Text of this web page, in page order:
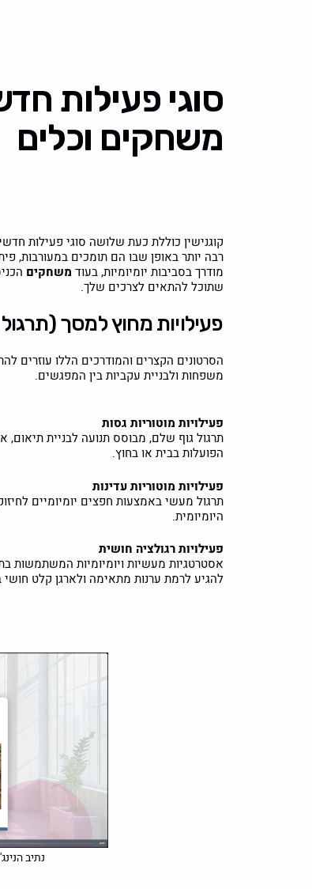
סוגי פעילות
משחקים וכלים
קוגנישין כוללת כעת שלושה סוגי פעילות
רבה יותר באופן שבו הם תומכים במעורבות,
מודרך בסביבות יומיומיות, בעוד משחקים
שתוכל להתאים לצרכים שלך.
פעילויות מחוץ למסך
הסרטונים הקצרים והמודרכים הללו עוזרים
משפחות ולבניית עקביות בין המפגשים.
פעילויות מוטוריות גסות
תרגול גוף שלם, מבוסס תנועה לבניית תיאום,
הפועלות בבית או בחוץ.
פעילויות מוטוריות עדינות
תרגול מעשי באמצעות חפצים יומיומיים
היומיומית.
פעילויות רגולציה חושית
אסטרטגיות מעשיות ויומיומיות המשתמשות
להגיע לרמת ערנות מתאימה ולארגן קלט חושי
נתיב